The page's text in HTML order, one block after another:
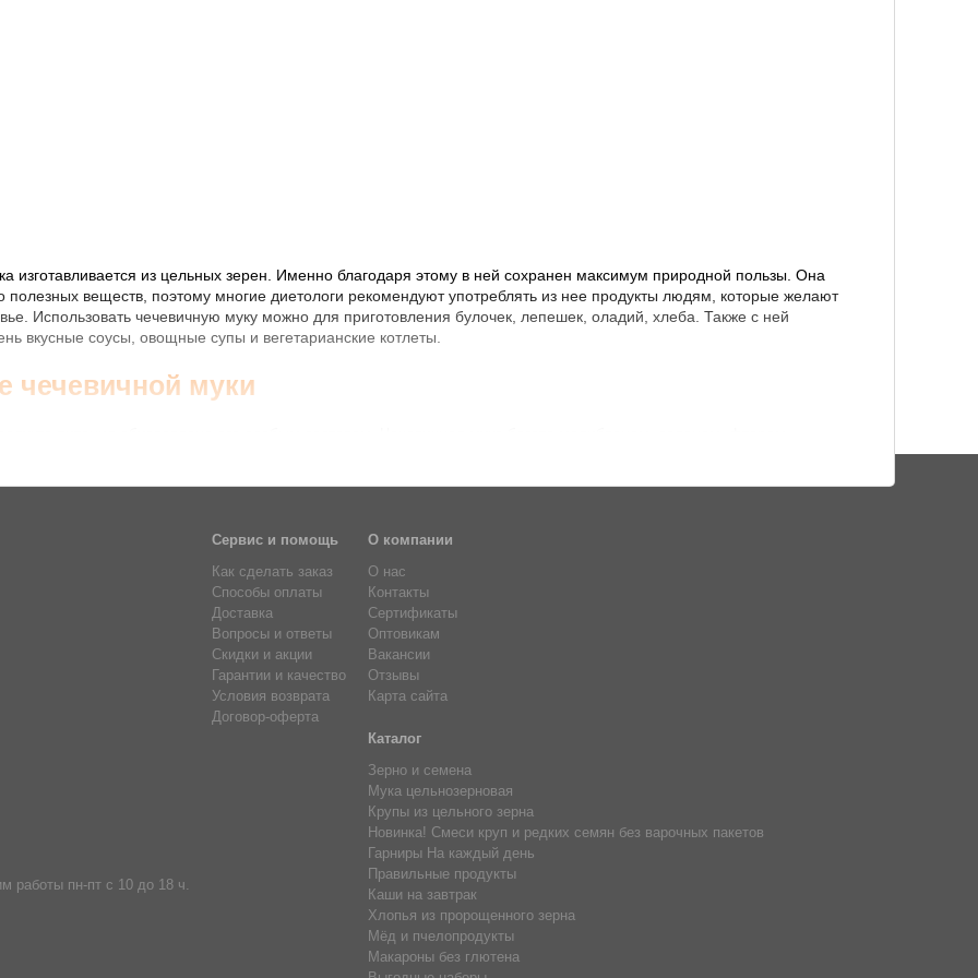
изготавливается из цельных зерен. Именно благодаря этому в ней сохранен максимум природной пользы. Она
полезных веществ, поэтому многие диетологи рекомендуют употреблять из нее продукты людям, которые желают
Использовать чечевичную муку можно для приготовления булочек, лепешек, оладий, хлеба. Также с ней
вкусные соусы, овощные супы и вегетарианские котлеты.
чечевичной муки
«Образ жизни» предлагает вам приобрести чечевичную муку, изготовленную из цельных зерен, что
работы пн-пт с 10 до 18 ч.
Сервис и помощь
Как сделать заказ
Способы оплаты
Доставка
Вопросы и ответы
Скидки и акции
Гарантии и качество
Условия возврата
Договор-оферта
О компании
О нас
Контакты
Сертификаты
Оптовикам
Вакансии
Отзывы
Карта сайта
Каталог
Зерно и семена
Мука цельнозерновая
Крупы из цельного зерна
Новинка! Смеси круп и редких семян без варочных пакетов
Гарниры На каждый день
Правильные продукты
Каши на завтрак
Хлопья из пророщенного зерна
Мёд и пчелопродукты
Макароны без глютена